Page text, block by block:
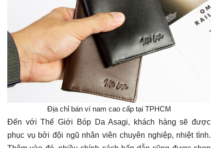
Địa chỉ bán ví nam cao cấp tại TPHCM
Đến với Thế Giới Bóp Da Asagi, khách hàng sẽ được
phục vụ bởi đội ngũ nhân viên chuyên nghiệp, nhiệt tình.